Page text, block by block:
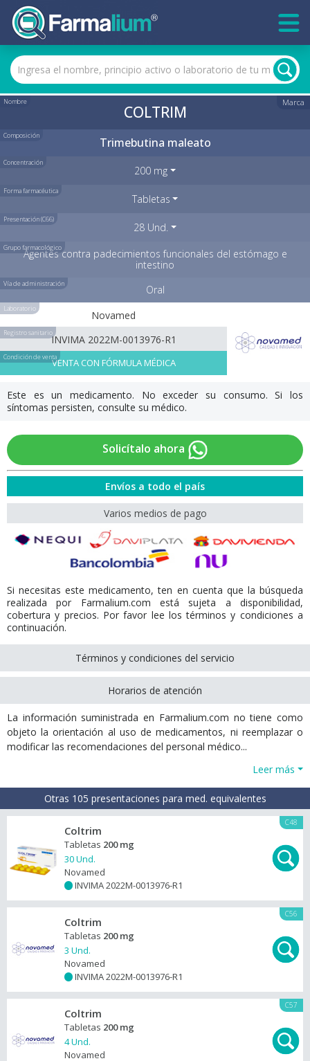
Nombre Marca
COLTRIM
Composición Trimebutina maleato
Concentración
200 mg
Forma farmacéutica
Tabletas
Presentación (C66)
28 Und.
Grupo farmacológico
Agentes contra padecimientos funcionales del estómago e
intestino
Vía de administración Oral
Laboratorio
Novamed
Registro sanitario
INVIMA 2022M-0013976-R1
Condición de ventaVENTA CON FÓRMULA MÉDICA
Este es un medicamento. No exceder su consumo. Si los
síntomas persisten, consulte su médico.
Solicítalo ahora
Envíos a todo el país
Varios medios de pago
Si necesitas este medicamento, ten en cuenta que la búsqueda
realizada por Farmalium.com está sujeta a disponibilidad,
cobertura y precios. Por favor lee los términos y condiciones a
continuación.
Términos y condiciones del servicio
Horarios de atención
La información suministrada en Farmalium.com no tiene como
objeto la orientación al uso de medicamentos, ni reemplazar o
modificar las recomendaciones del personal médico...
Leer más
Otras 105 presentaciones para med. equivalentes
C48
Coltrim
Tabletas 200 mg
30 Und.
Novamed
INVIMA 2022M-0013976-R1
C56
Coltrim
Tabletas 200 mg
3 Und.
Novamed
INVIMA 2022M-0013976-R1
C57
Coltrim
Tabletas 200 mg
4 Und.
Novamed